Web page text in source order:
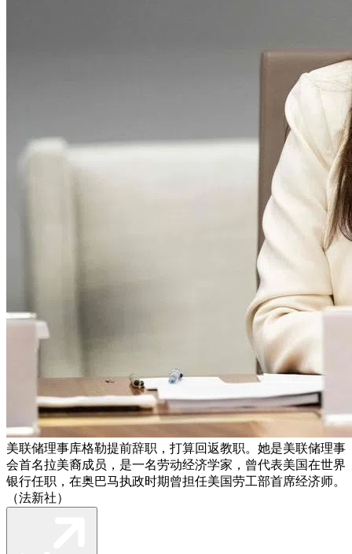
美联储理事库格勒提前辞职，打算回返教职。她是美联储理事
会首名拉美裔成员，是一名劳动经济学家，曾代表美国在世界
银行任职，在奥巴马执政时期曾担任美国劳工部首席经济师。
（法新社）